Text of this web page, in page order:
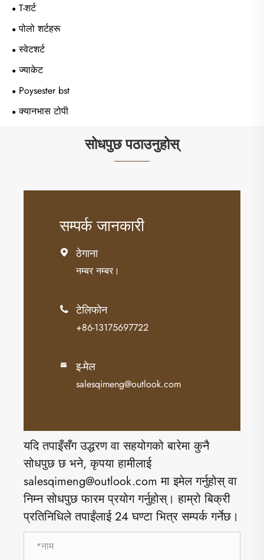
T-शर्ट
पोलो शर्टहरू
स्वेटशर्ट
ज्याकेट
Poysester bst
क्यानभास टोपी
सोधपुछ पठाउनुहोस्
सम्पर्क जानकारी
 ठेगाना
नम्बर नम्बर।
 टेलिफोन
+86-13175697722
 इ-मेल
salesqimeng@outlook.com
यदि तपाइँसँग उद्धरण वा सहयोगको बारेमा कुनै
सोधपुछ छ भने, कृपया हामीलाई
salesqimeng@outlook.com मा इमेल गर्नुहोस् वा
निम्न सोधपुछ फारम प्रयोग गर्नुहोस्। हाम्रो बिक्री
प्रतिनिधिले तपाईंलाई 24 घण्टा भित्र सम्पर्क गर्नेछ।